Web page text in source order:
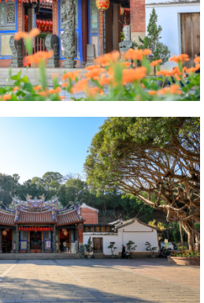
雕
鑿
紋
路
及
頗
具
粵
派
匠
師
之
細
緻